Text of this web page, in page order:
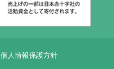
個人情報保護方針